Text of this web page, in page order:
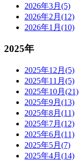
2026年3月(5)
2026年2月(12)
2026年1月(10)
2025年
2025年12月(5)
2025年11月(5)
2025年10月(21)
2025年9月(13)
2025年8月(11)
2025年7月(12)
2025年6月(11)
2025年5月(7)
2025年4月(14)